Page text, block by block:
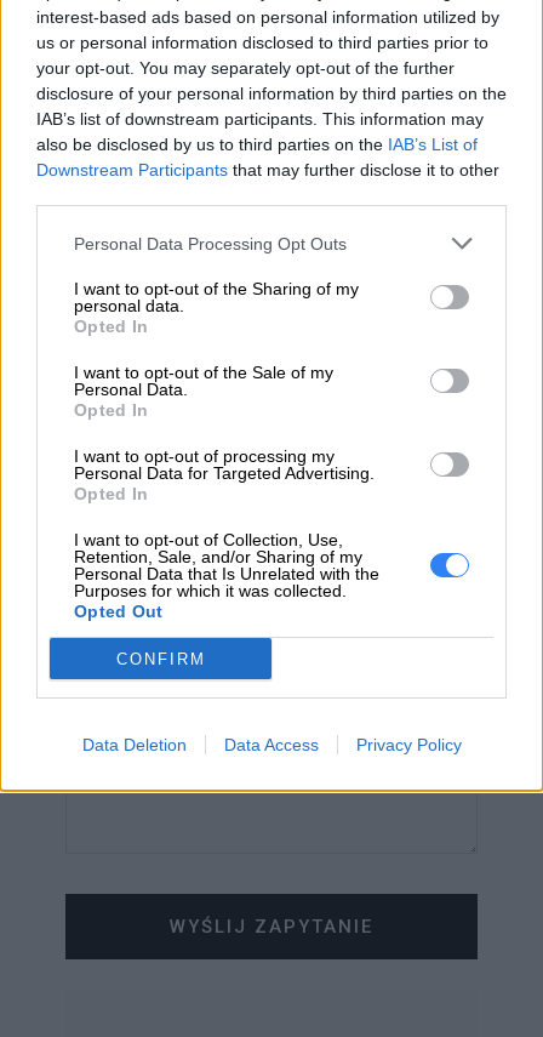
interest-based ads based on personal information utilized by
us or personal information disclosed to third parties prior to
your opt-out. You may separately opt-out of the further
disclosure of your personal information by third parties on the
IAB’s list of downstream participants. This information may
also be disclosed by us to third parties on the IAB’s List of
Downstream Participants that may further disclose it to other
Personal Data Processing Opt Outs
I want to opt-out of the Sharing of my
personal data.
Opted In
I want to opt-out of the Sale of my
Personal Data.
Opted In
I want to opt-out of processing my
Personal Data for Targeted Advertising.
Opted In
I want to opt-out of Collection, Use,
Retention, Sale, and/or Sharing of my
Personal Data that Is Unrelated with the
Purposes for which it was collected.
Opted Out
CONFIRM
Data Deletion Data Access Privacy Policy
https://lenovo.com
Pomoc
techniczna
https://support.lenovo.com/pl/pl/
ZAPYTAJ O PRODUKT
Zapytanie o "Bateria Lenovo 3-Cell 57Wh
EMAIL
WIADOMOŚĆ
WYŚLIJ ZAPYTANIE